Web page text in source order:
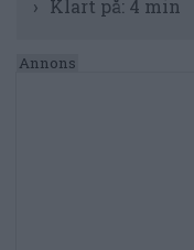
Klart på: 4 min